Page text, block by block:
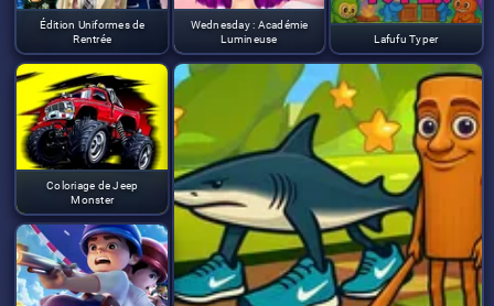
Édition Uniformes de
Rentrée
Wednesday : Académie
Lumineuse
Lafufu Typer
Coloriage de Jeep
Monster